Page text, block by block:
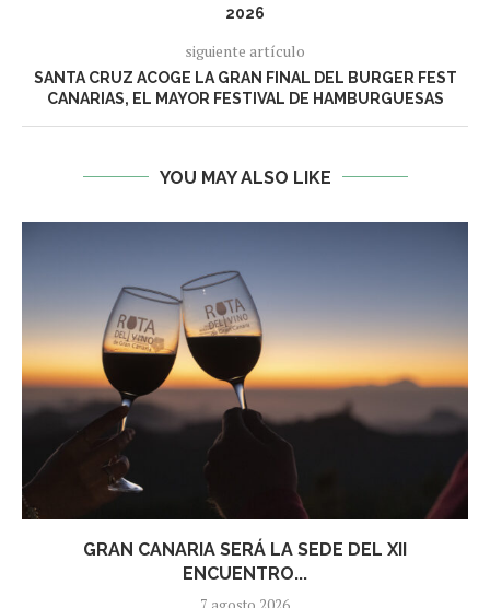
2026
siguiente artículo
SANTA CRUZ ACOGE LA GRAN FINAL DEL BURGER FEST
CANARIAS, EL MAYOR FESTIVAL DE HAMBURGUESAS
YOU MAY ALSO LIKE
GRAN CANARIA SERÁ LA SEDE DEL XII
ENCUENTRO...